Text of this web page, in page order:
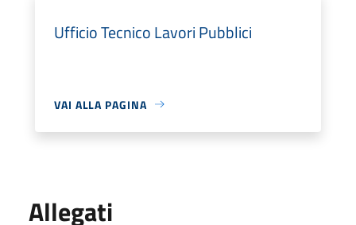
Ufficio Tecnico Lavori Pubblici
VAI ALLA PAGINA
Allegati